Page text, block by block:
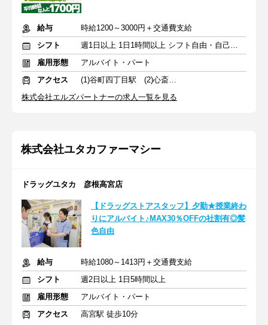
給与
時給1200～3000円＋交通費支給
シフト
週1日以上 1日1時間以上 シフト自由・自己申告
雇用形態
アルバイト・パート
アクセス
(1)谷町四丁目駅 (2)心斎橋駅
株式会社エルズパートナーの求人一覧を見る
株式会社ユタカファーマシー
ドラッグユタカ 彦根高宮店
【ドラッグストアスタッフ】夕勤★授業終わ
りにアルバイト♪MAX30％OFFの社割有◎髪
色自由
給与
時給1080～1413円＋交通費支給
シフト
週2日以上 1日5時間以上
雇用形態
アルバイト・パート
アクセス
高宮駅 徒歩10分